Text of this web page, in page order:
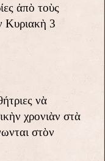
ἀπὸ τοὺς
Κυριακὴ 3
νὰ
χρονιὰν στὰ
στὸν